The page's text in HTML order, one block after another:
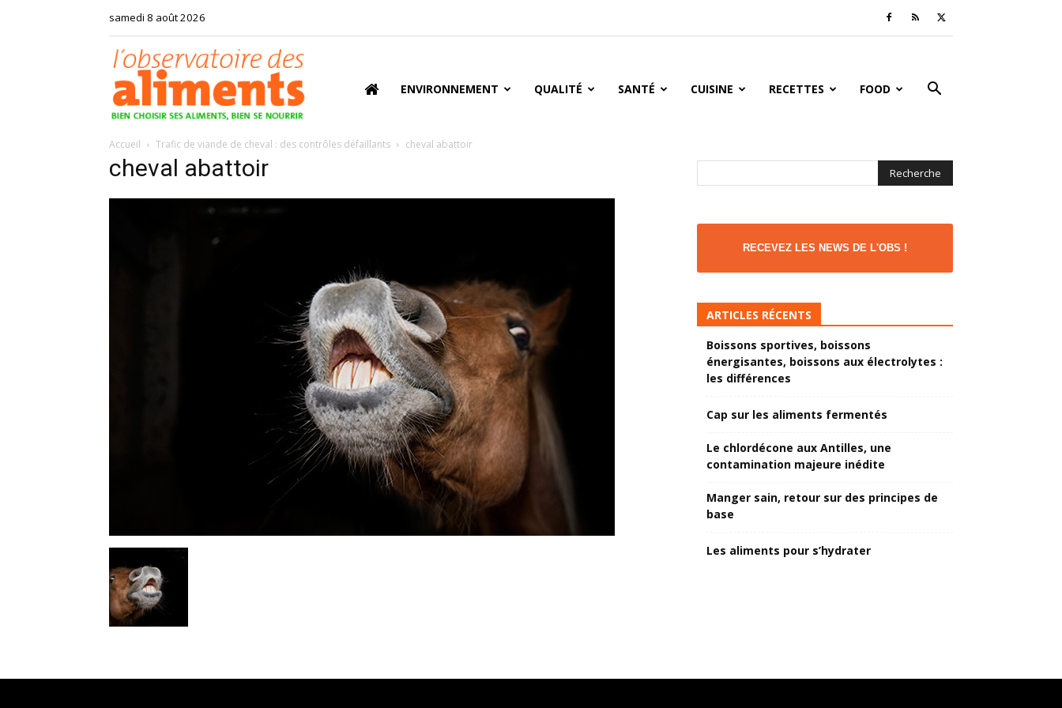
samedi 8 août 2026
ENVIRONNEMENT QUALITÉ SANTÉ CUISINE RECETTES FOOD
Accueil Trafic de viande de cheval : des contrôles défaillants cheval abattoir
cheval abattoir
RECEVEZ LES NEWS DE L'OBS !
ARTICLES RÉCENTS
Boissons sportives, boissons
énergisantes, boissons aux électrolytes :
les différences
Cap sur les aliments fermentés
Le chlordécone aux Antilles, une
contamination majeure inédite
Manger sain, retour sur des principes de
base
Les aliments pour s’hydrater